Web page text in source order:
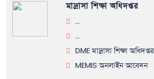
মাদ্রাসা শিক্ষা অধিদপ্তর
...
...
DME মাদ্রাসা শিক্ষা অধিদপ্তর
MEMIS অনলাইন আবেদন